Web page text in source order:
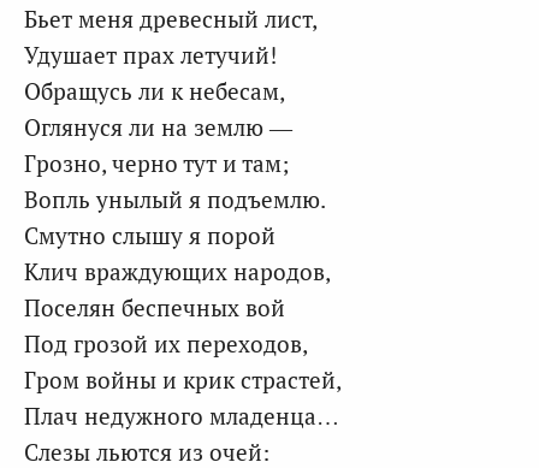
Бьет меня древесный лист,
Удушает прах летучий!
Обращусь ли к небесам,
Оглянуся ли на землю —
Грозно, черно тут и там;
Вопль унылый я подъемлю.
Смутно слышу я порой
Клич враждующих народов,
Поселян беспечных вой
Под грозой их переходов,
Гром войны и крик страстей,
Плач недужного младенца…
Слезы льются из очей: